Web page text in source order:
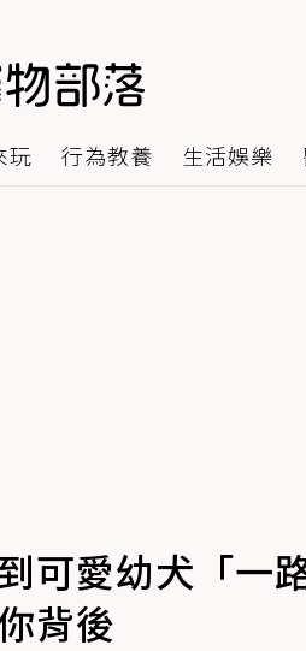
玩 行為教養 生活娛樂
可愛幼犬「一
背後